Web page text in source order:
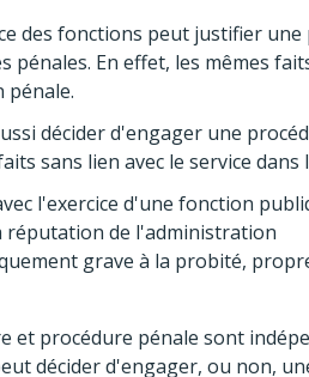
des fonctions peut justifier
En effet, les mêmes
décider d'engager une
sans lien avec le service dans
l'exercice d'une fonction
de l'administration
grave à la probité,
et procédure pénale sont
décider d'engager, ou non,